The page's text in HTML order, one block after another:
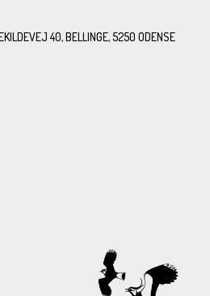
40, BELLINGE, 5250 ODENSE